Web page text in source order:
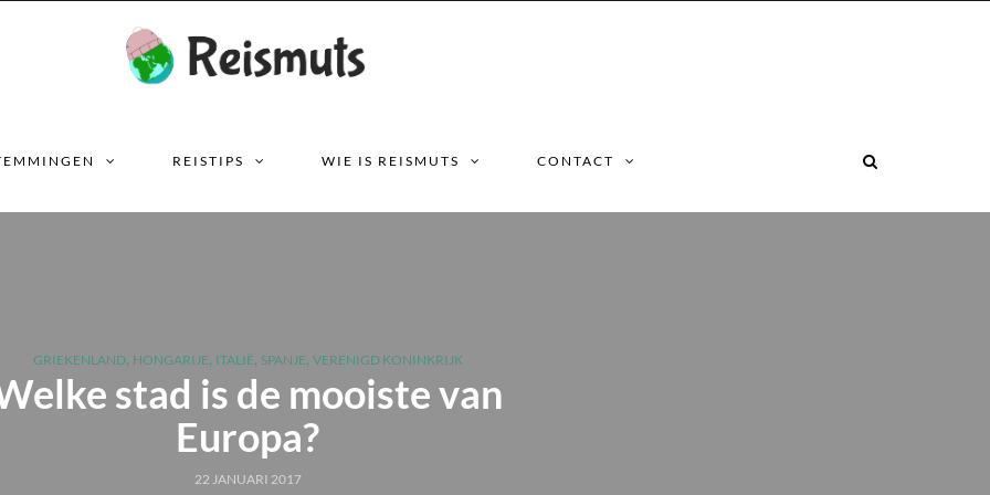
REISTIPS WIE IS REISMUTS CONTACT
GRIEKENLAND, HONGARIJE, ITALIË, SPANJE, VERENIGD KONINKRIJK
stad is de mooiste van
Europa?
22 JANUARI 2017